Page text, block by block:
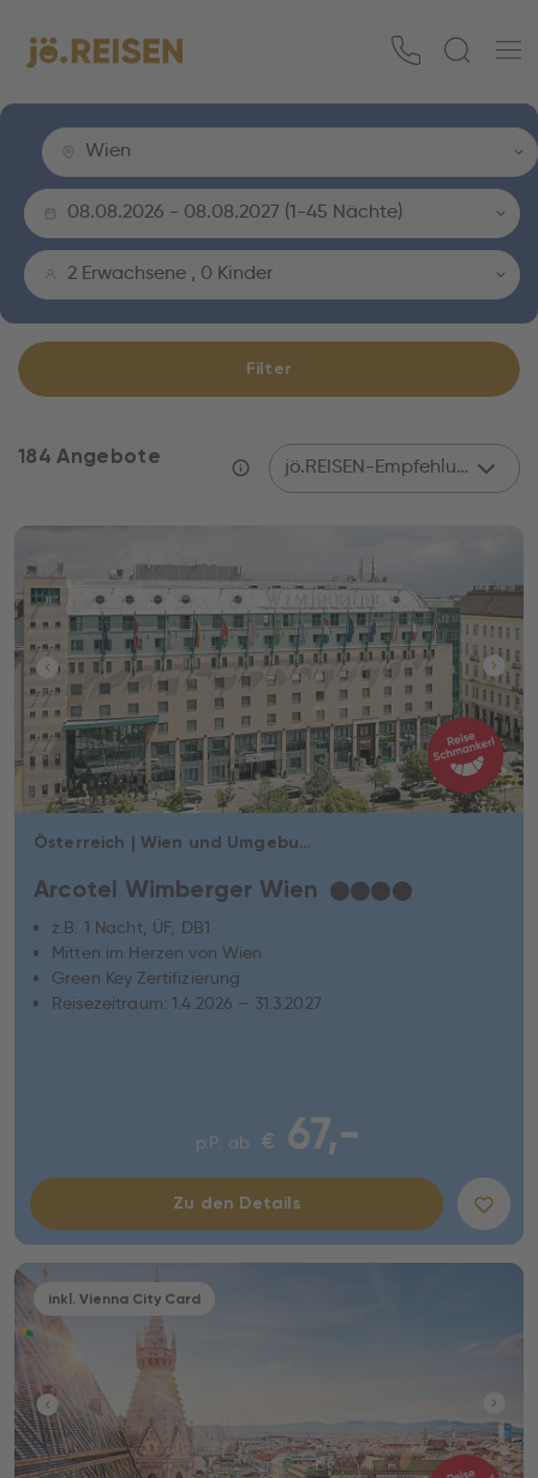
Wien
08.08.2026 - 08.08.2027 (1-45 Nächte)
2 Erwachsene , 0 Kinder
Filter
184 Angebote jö.REISEN-Empfehlung
Österreich | Wien und Umgebung | Wien
Arcotel Wimberger Wien ★★★★
z.B. 1 Nacht, ÜF, DB1
Mitten im Herzen von Wien
Green Key Zertifizierung
Reisezeitraum: 1.4.2026 – 31.3.2027
p.P. ab € 67,-
Zu den Details
inkl. Vienna City Card